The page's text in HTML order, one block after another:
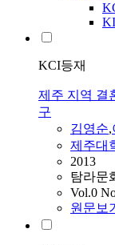
KCI등재
제주 지역 결
구
김영순,
제주대
2013
탐라문
Vol.0
원문보기